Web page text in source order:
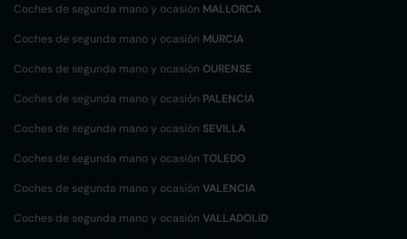
Coches de segunda mano y ocasión MALLORCA
Coches de segunda mano y ocasión MURCIA
Coches de segunda mano y ocasión OURENSE
Coches de segunda mano y ocasión PALENCIA
Coches de segunda mano y ocasión SEVILLA
Coches de segunda mano y ocasión TOLEDO
Coches de segunda mano y ocasión VALENCIA
Coches de segunda mano y ocasión VALLADOLID